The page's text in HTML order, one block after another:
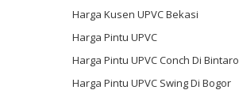
Harga Kusen UPVC Bekasi
Harga Pintu UPVC
Harga Pintu UPVC Conch Di Bintaro
Harga Pintu UPVC Swing Di Bogor